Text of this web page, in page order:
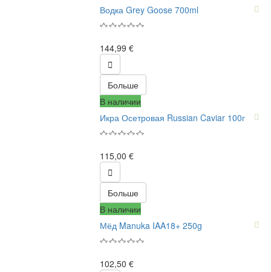
Водка Grey Goose 700ml
144,99 €

Больше
В наличии
Икра Осетровая Russian Caviar 100г
115,00 €

Больше
В наличии
Мёд Manuka IAA18+ 250g
102,50 €